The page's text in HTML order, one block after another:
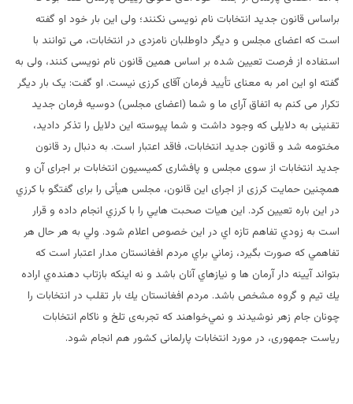
براساس قانون جدید انتخابات نام نویسی نکنند؛ ولی این بار خود او گفته
است که اعضای مجلس و دیگر داوطلبان نامزدی در انتخابات، می توانند با
استفاده از فرصت تعیین شده بر اساس همین قانون نام نویسی کنند، ولی به
گفته او این امر به معنای تأیید فرمان آقای کرزی نیست. او گفت: یک بار دیگر
تکرار می کنم به اتفاق آرای ما و شما (اعضای مجلس) دوسیه فرمان جدید
تقنینی به دلایلی که وجود داشت و شما پیوسته این دلایل را تذکر دادید،
مختومه شد و قانون جدید انتخابات، فاقد اعتبار است. به دنبال رد قانون
جدید انتخابات از سوی مجلس و پافشاری کمیسیون انتخابات بر اجرای آن و
همچنین حمایت کرزی از اجرای این قانون، مجلس هیأتی را برای گفتگو با كرزي
در این باره تعیین کرد. اين هيات صحبت هایي را با كرزي انجام داده و قرار
است به زودي تفاهم تازه اي در اين خصوص اعلام شود. ولي به هر حال هر
تفاهمي كه صورت بگيرد، زماني براي مردم افغانستان مدار اعتبار است كه
بتواند آيينه دار آرمان ها و نيازهاي آنان باشد و نه اينكه بازتاب دهنده‌ي اراده
يك تيم و گروه مشخص باشد. مردم افغانستان يك بار تقلب در انتخابات را
چونان جام زهر نوشيدند و نمي‌خواهند كه تجربه‌ی تلخ و ناكام انتخابات
رياست جمهوری، در مورد انتخابات پارلمانی كشور هم انجام شود.